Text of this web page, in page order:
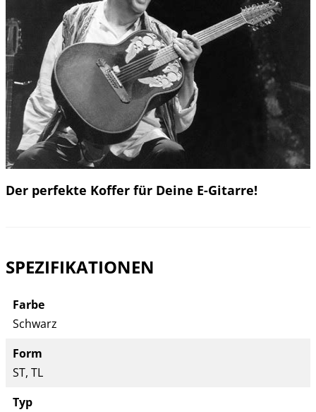
Der perfekte Koffer für Deine E-Gitarre!
SPEZIFIKATIONEN
Farbe
Schwarz
Form
ST, TL
Typ